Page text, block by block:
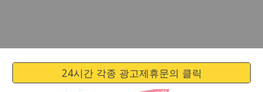
24시간 각종 광고제휴문의 클릭